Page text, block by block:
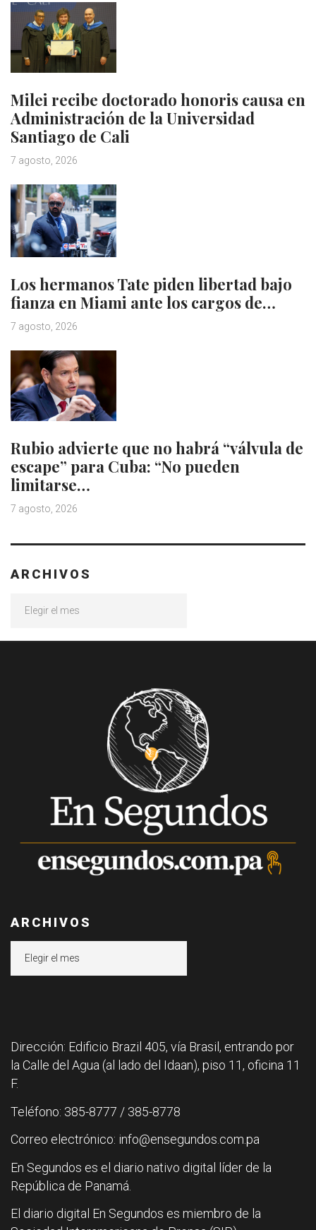
Milei recibe doctorado honoris causa en
Administración de la Universidad
Santiago de Cali
7 agosto, 2026
Los hermanos Tate piden libertad bajo
fianza en Miami ante los cargos de…
7 agosto, 2026
Rubio advierte que no habrá “válvula de
escape” para Cuba: “No pueden
limitarse…
7 agosto, 2026
ARCHIVOS
ARCHIVOS
Dirección: Edificio Brazil 405, vía Brasil, entrando por
la Calle del Agua (al lado del Idaan), piso 11, oficina 11
F.
Teléfono: 385-8777 / 385-8778
Correo electrónico: info@ensegundos.com.pa
En Segundos es el diario nativo digital líder de la
República de Panamá.
El diario digital En Segundos es miembro de la